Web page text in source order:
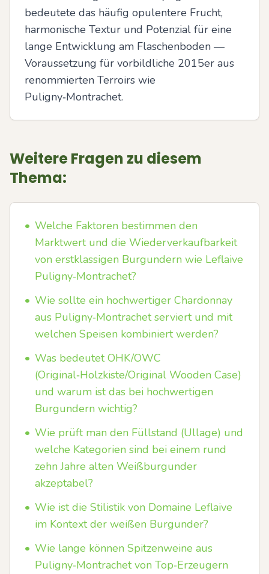
bedeutete das häufig opulentere Frucht,
harmonische Textur und Potenzial für eine
lange Entwicklung am Flaschenboden —
Voraussetzung für vorbildliche 2015er aus
renommierten Terroirs wie
Puligny‑Montrachet.
Weitere Fragen zu diesem
Thema:
• Welche Faktoren bestimmen den
Marktwert und die Wiederverkaufbarkeit
von erstklassigen Burgundern wie Leflaive
Puligny‑Montrachet?
• Wie sollte ein hochwertiger Chardonnay
aus Puligny‑Montrachet serviert und mit
welchen Speisen kombiniert werden?
• Was bedeutet OHK/OWC
(Original‑Holzkiste/Original Wooden Case)
und warum ist das bei hochwertigen
Burgundern wichtig?
• Wie prüft man den Füllstand (Ullage) und
welche Kategorien sind bei einem rund
zehn Jahre alten Weißburgunder
akzeptabel?
• Wie ist die Stilistik von Domaine Leflaive
im Kontext der weißen Burgunder?
• Wie lange können Spitzenweine aus
Puligny‑Montrachet von Top‑Erzeugern